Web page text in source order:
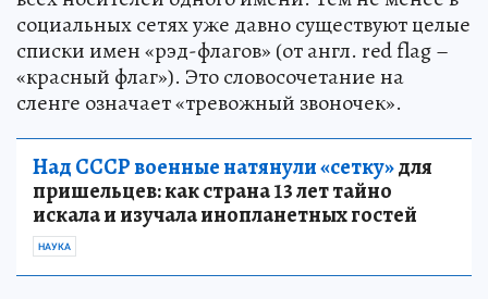
социальных сетях уже давно существуют целые
списки имен «рэд-флагов» (от англ. red flag –
«красный флаг»). Это словосочетание на
сленге означает «тревожный звоночек».
Над СССР военные натянули «сетку»для
пришельцев: как страна 13 лет тайно
искала и изучала инопланетных гостей
НАУКА